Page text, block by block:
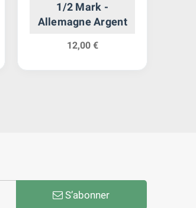
1/2 Mark -
Allemagne Argent
12,00 €
S’abonner